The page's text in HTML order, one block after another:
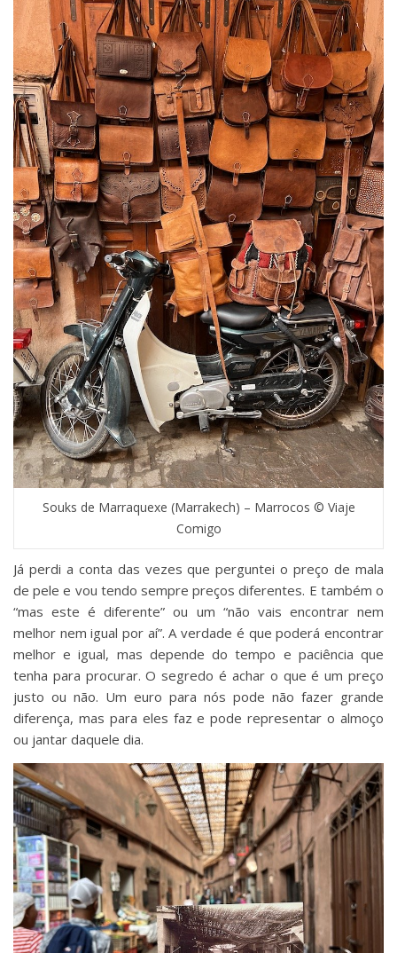
Souks de Marraquexe (Marrakech) – Marrocos © Viaje
Comigo
Já perdi a conta das vezes que perguntei o preço de mala
de pele e vou tendo sempre preços diferentes. E também o
“mas este é diferente” ou um “não vais encontrar nem
melhor nem igual por aí”. A verdade é que poderá encontrar
melhor e igual, mas depende do tempo e paciência que
tenha para procurar. O segredo é achar o que é um preço
justo ou não. Um euro para nós pode não fazer grande
diferença, mas para eles faz e pode representar o almoço
ou jantar daquele dia.